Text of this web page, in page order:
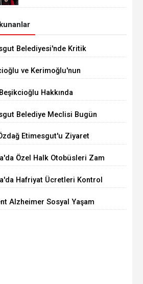
Belediyesi'nde Kritik
ve Kerimoğlu'nun
Hakkında
Belediye Meclisi Bugün
Etimesgut'u Ziyaret
Özel Halk Otobüsleri Zam
Hafriyat Ücretleri Kontrol
Alzheimer Sosyal Yaşam